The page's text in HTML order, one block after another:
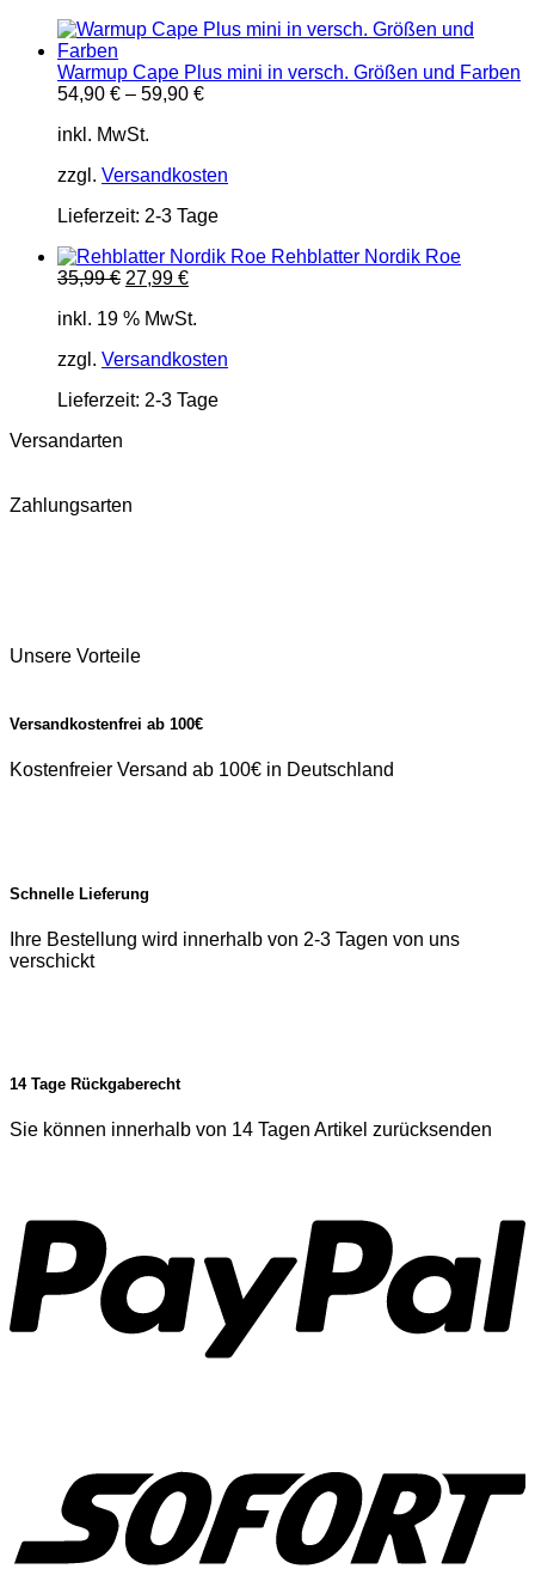
Warmup Cape Plus mini in versch. Größen und Farben
54,90 € – 59,90 €
inkl. MwSt.
zzgl. Versandkosten
Lieferzeit: 2-3 Tage
Rehblatter Nordik Roe
35,99€ Ursprünglicher
war:
27,99 €Aktueller
ist:
inkl. 19 % MwSt.
zzgl. Versandkosten
Lieferzeit: 2-3 Tage
Versandarten
Zahlungsarten
Unsere Vorteile
Versandkostenfrei ab 100€
Kostenfreier Versand ab 100€ in Deutschland
Schnelle Lieferung
Ihre Bestellung wird innerhalb von 2-3 Tagen von uns
verschickt
14 Tage Rückgaberecht
Sie können innerhalb von 14 Tagen Artikel zurücksenden